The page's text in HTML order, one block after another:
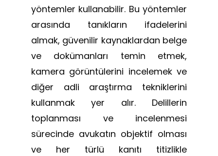
yöntemler kullanabilir. Bu yöntemler
arasında tanıkların ifadelerini
almak, güvenilir kaynaklardan belge
ve dokümanları temin etmek,
kamera görüntülerini incelemek ve
diğer adli araştırma tekniklerini
kullanmak yer alır. Delillerin
toplanması ve incelenmesi
sürecinde avukatın objektif olması
ve her türlü kanıtı titizlikle